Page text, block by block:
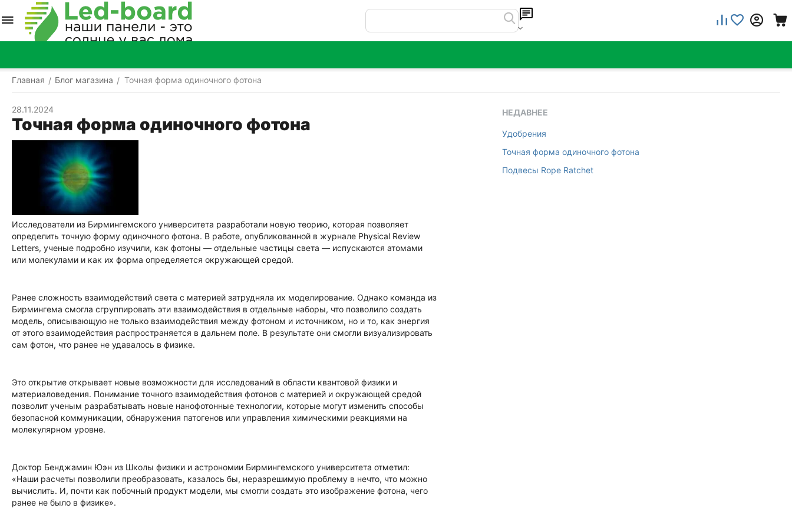
Главная / Блог магазина / Точная форма одиночного фотона
28.11.2024
Точная форма одиночного фотона
Исследователи из Бирмингемского университета разработали новую теорию, которая позволяет
определить точную форму одиночного фотона. В работе, опубликованной в журнале Physical Review
Letters, ученые подробно изучили, как фотоны — отдельные частицы света — испускаются атомами
или молекулами и как их форма определяется окружающей средой.
Ранее сложность взаимодействий света с материей затрудняла их моделирование. Однако команда из
Бирмингема смогла сгруппировать эти взаимодействия в отдельные наборы, что позволило создать
модель, описывающую не только взаимодействия между фотоном и источником, но и то, как энергия
от этого взаимодействия распространяется в дальнем поле. В результате они смогли визуализировать
сам фотон, что ранее не удавалось в физике.
Это открытие открывает новые возможности для исследований в области квантовой физики и
материаловедения. Понимание точного взаимодействия фотонов с материей и окружающей средой
позволит ученым разрабатывать новые нанофотонные технологии, которые могут изменить способы
безопасной коммуникации, обнаружения патогенов или управления химическими реакциями на
молекулярном уровне.
Доктор Бенджамин Юэн из Школы физики и астрономии Бирмингемского университета отметил:
«Наши расчеты позволили преобразовать, казалось бы, неразрешимую проблему в нечто, что можно
вычислить. И, почти как побочный продукт модели, мы смогли создать это изображение фотона, чего
ранее не было в физике».
НЕДАВНЕЕ
Удобрения
Точная форма одиночного фотона
Подвесы Rope Ratchet